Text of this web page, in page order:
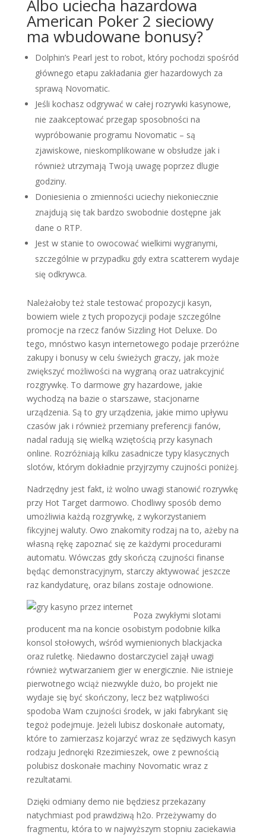
Albo uciecha hazardowa
American Poker 2 sieciowy
ma wbudowane bonusy?
Dolphin’s Pearl jest to robot, który pochodzi spośród
głównego etapu zakładania gier hazardowych za
sprawą Novomatic.
Jeśli kochasz odgrywać w całej rozrywki kasynowe,
nie zaakceptować przegap sposobności na
wypróbowanie programu Novomatic – są
zjawiskowe, nieskomplikowane w obsłudze jak i
również utrzymają Twoją uwagę poprzez dlugie
godziny.
Doniesienia o zmienności uciechy niekoniecznie
znajdują się tak bardzo swobodnie dostępne jak
dane o RTP.
Jest w stanie to owocować wielkimi wygranymi,
szczególnie w przypadku gdy extra scatterem wydaje
się odkrywca.
Należałoby też stale testować propozycji kasyn,
bowiem wiele z tych propozycji podaje szczególne
promocje na rzecz fanów Sizzling Hot Deluxe. Do
tego, mnóstwo kasyn internetowego podaje przeróżne
zakupy i bonusy w celu świeżych graczy, jak może
zwiększyć możliwości na wygraną oraz uatrakcyjnić
rozgrywkę. To darmowe gry hazardowe, jakie
wychodzą na bazie o starszawe, stacjonarne
urządzenia. Są to gry urządzenia, jakie mimo upływu
czasów jak i również przemiany preferencji fanów,
nadal radują się wielką wziętością przy kasynach
online. Rozróżniają kilku zasadnicze typy klasycznych
slotów, którym dokładnie przyjrzymy czujności poniżej.
Nadrzędny jest fakt, iż wolno uwagi stanowić rozrywkę
przy Hot Target darmowo. Chodliwy sposób demo
umożliwia każdą rozgrywkę, z wykorzystaniem
fikcyjnej waluty. Owo znakomity rodzaj na to, ażeby na
własną rękę zapoznać się ze każdymi procedurami
automatu. Wówczas gdy skończą czujności finanse
będąc demonstracyjnym, starczy aktywować jeszcze
raz kandydaturę, oraz bilans zostaje odnowione.
Poza zwykłymi slotami
producent ma na koncie osobistym podobnie kilka
konsol stołowych, wśród wymienionych blackjacka
oraz ruletkę. Niedawno dostarczyciel zajął uwagi
również wytwarzaniem gier w energicznie. Nie istnieje
pierwotnego wciąż niezwykle dużo, bo projekt nie
wydaje się być skończony, lecz bez wątpliwości
spodoba Wam czujności środek, w jaki fabrykant się
tegoż podejmuje. Jeżeli lubisz doskonałe automaty,
które to zamierzasz kojarzyć wraz ze sędziwych kasyn
rodzaju Jednoręki Rzezimieszek, owe z pewnością
polubisz doskonałe machiny Novomatic wraz z
rezultatami.
Dzięki odmiany demo nie będziesz przekazany
natychmiast pod prawdziwą h2o. Przeżywamy do
fragmentu, która to w najwyższym stopniu zaciekawia